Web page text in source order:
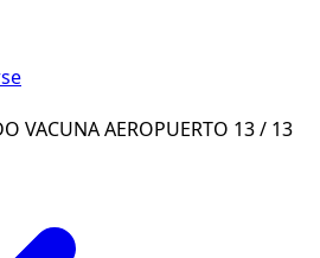
VACUNA AEROPUERTO 13 / 13